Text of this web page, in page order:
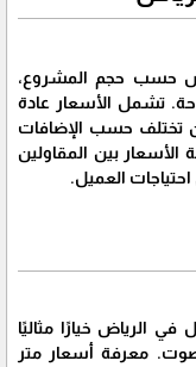
حسب حجم المشروع،
تشمل الأسعار عادة
تختلف حسب الإضافات
الأسعار بين المقاولين
العميل.
الرياض خيارًا مثاليًا
معرفة أسعار متر